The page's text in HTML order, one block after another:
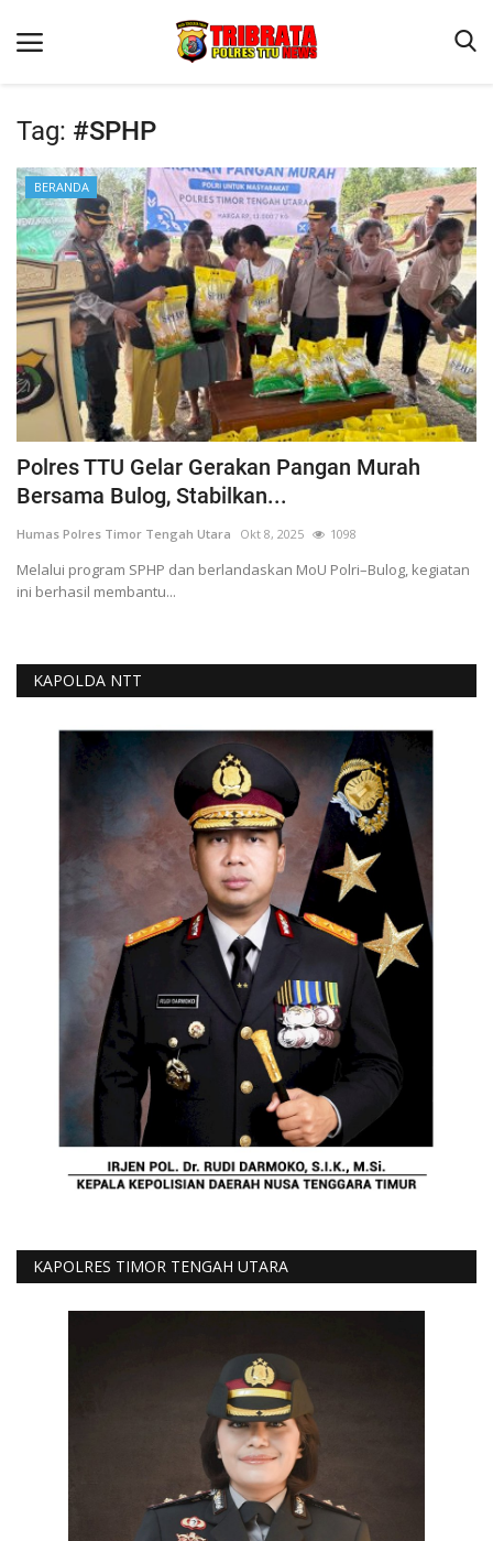
Beranda
Terms & Conditions
Reskrim
Binkam
Lantas
OPINI
Tag: #SPHP
BERANDA
Polres TTU Gelar Gerakan Pangan Murah
Bersama Bulog, Stabilkan...
Humas Polres Timor Tengah Utara Okt 8, 2025 1098
Melalui program SPHP dan berlandaskan MoU Polri–Bulog, kegiatan
ini berhasil membantu...
KAPOLDA NTT
KAPOLRES TIMOR TENGAH UTARA